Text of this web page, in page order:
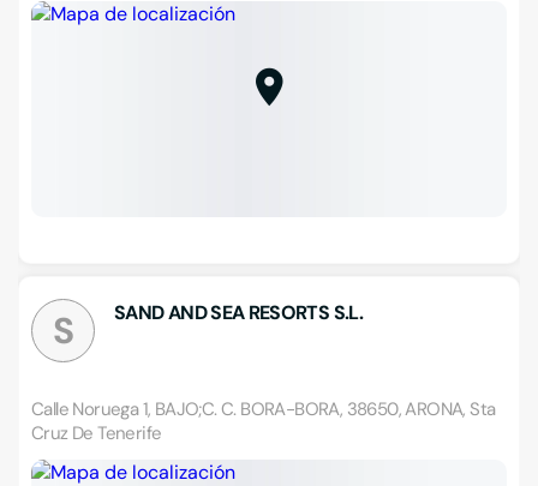
S SAND AND SEA RESORTS S.L.
Calle Noruega 1, BAJO;C. C. BORA-BORA, 38650, ARONA, Sta
Cruz De Tenerife